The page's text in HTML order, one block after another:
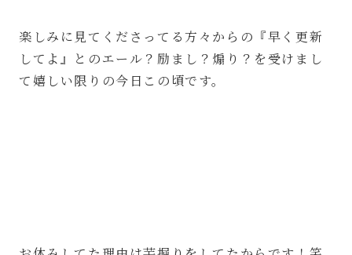
楽しみに見てくださってる方々からの『早く更新
してよ』とのエール？励まし？煽り？を受けまし
て嬉しい限りの今日この頃です。